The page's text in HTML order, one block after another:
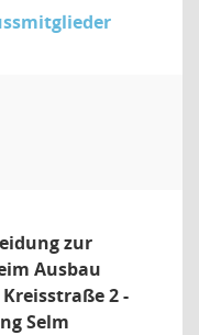
zur
Ausbau
2 -
Selm